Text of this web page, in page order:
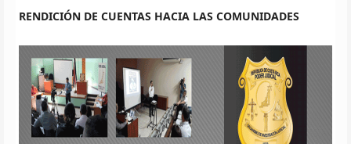
RENDICIÓN DE CUENTAS HACIA LAS COMUNIDADES